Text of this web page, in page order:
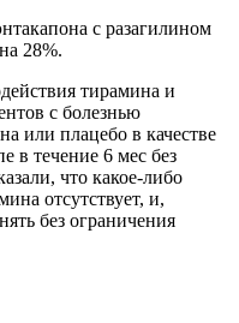
с разагилином
28%.
тирамина и
с болезнью
или плацебо в качестве
в течение 6 мес без
что какое-либо
отсутствует, и,
без ограничения